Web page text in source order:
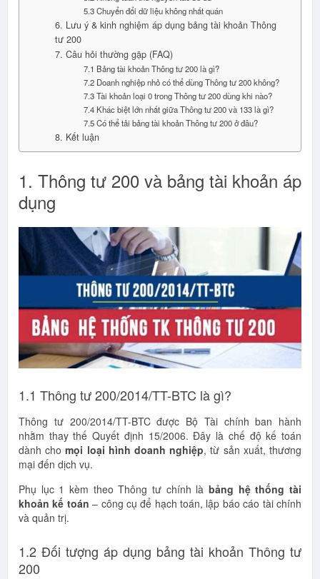
5.3 Chuyển đổi dữ liệu không nhất quán
6. Lưu ý & kinh nghiệm áp dụng bảng tài khoản Thông
tư 200
7. Câu hỏi thường gặp (FAQ)
7.1 Bảng tài khoản Thông tư 200 là gì?
7.2 Doanh nghiệp nhỏ có thể dùng Thông tư 200 không?
7.3 Tài khoản loại 0 trong Thông tư 200 dùng khi nào?
7.4 Khác biệt lớn nhất giữa Thông tư 200 và 133 là gì?
7.5 Có thể tải bảng tài khoản Thông tư 200 ở đâu?
8. Kết luận
1. Thông tư 200 và bảng tài khoản áp
dụng
1.1 Thông tư 200/2014/TT-BTC là gì?
Thông tư 200/2014/TT-BTC được Bộ Tài chính ban hành
nhằm thay thế Quyết định 15/2006. Đây là chế độ kế toán
dành chomọi loại hình doanh nghiệp, từ sản xuất, thương
mại đến dịch vụ.
Phụ lục 1 kèm theo Thông tư chính là bảng hệ thống tài
khoản kế toán – công cụ để hạch toán, lập báo cáo tài chính
và quản trị.
1.2 Đối tượng áp dụng bảng tài khoản Thông tư
200